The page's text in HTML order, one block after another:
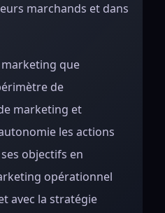
marchands et dans
que
de
marketing et
les actions
objectifs en
opérationnel
avec la stratégie